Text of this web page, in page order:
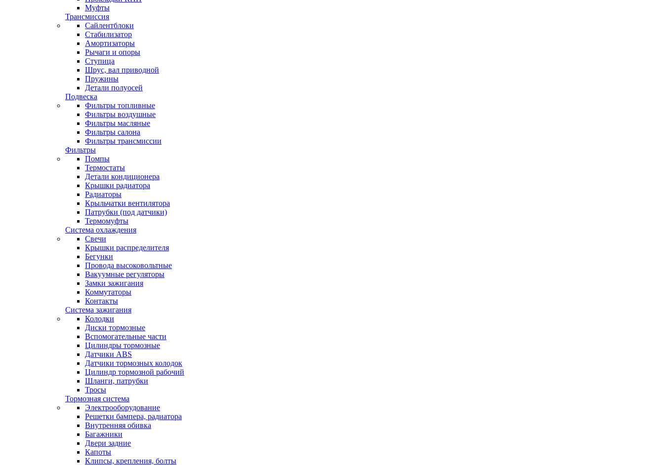
Муфты
Трансмиссия
Сайлентблоки
Стабилизатор
Амортизаторы
Рычаги и опоры
Ступица
Шрус, вал приводной
Пружины
Детали полуосей
Подвеска
Фильтры топливные
Фильтры воздушные
Фильтры масляные
Фильтры салона
Фильтры трансмиссии
Фильтры
Помпы
Термостаты
Детали кондиционера
Крышки радиатора
Радиаторы
Крыльчатки вентилятора
Патрубки (под датчики)
Термомуфты
Система охлаждения
Свечи
Крышки распределителя
Бегунки
Провода высоковольтные
Вакуумные регуляторы
Замки зажигания
Коммутаторы
Контакты
Система зажигания
Колодки
Диски тормозные
Вспомогательные части
Цилиндры тормозные
Датчики ABS
Датчики тормозных колодок
Цилиндр тормозной рабочий
Шланги, патрубки
Тросы
Тормозная система
Электрооборудование
Решетки бампера, радиатора
Внутренняя обивка
Багажники
Двери задние
Капоты
Клипсы, крепления, болты